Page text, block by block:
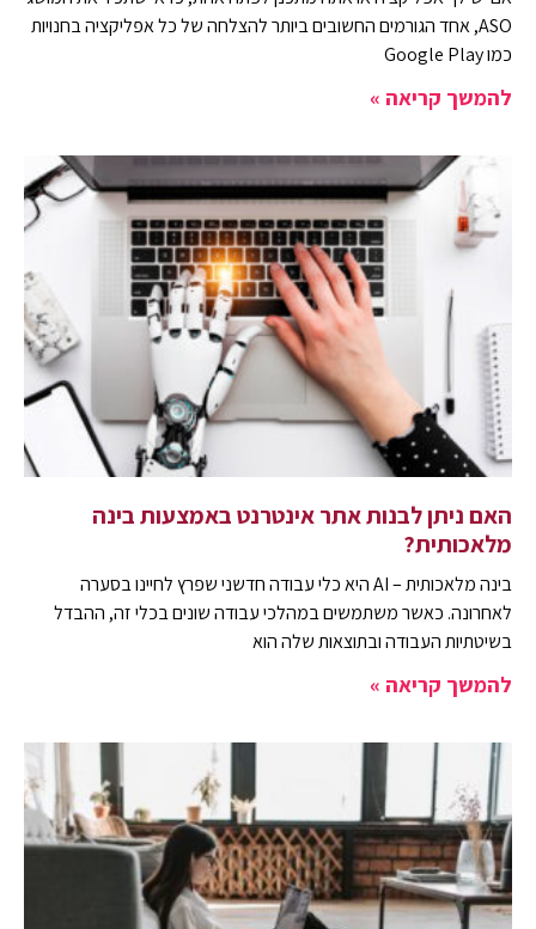
ASO, אחד הגורמים החשובים ביותר להצלחה של כל אפליקציה בחנויות
כמו Google Play
להמשך קריאה »
האם ניתן לבנות אתר אינטרנט באמצעות בינה
מלאכותית?
בינה מלאכותית – AI היא כלי עבודה חדשני שפרץ לחיינו בסערה
לאחרונה. כאשר משתמשים במהלכי עבודה שונים בכלי זה, ההבדל
בשיטתיות העבודה ובתוצאות שלה הוא
להמשך קריאה »